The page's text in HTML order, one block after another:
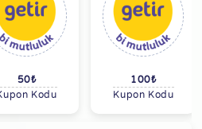
50₺
Kodu
100₺
Kupon Kodu